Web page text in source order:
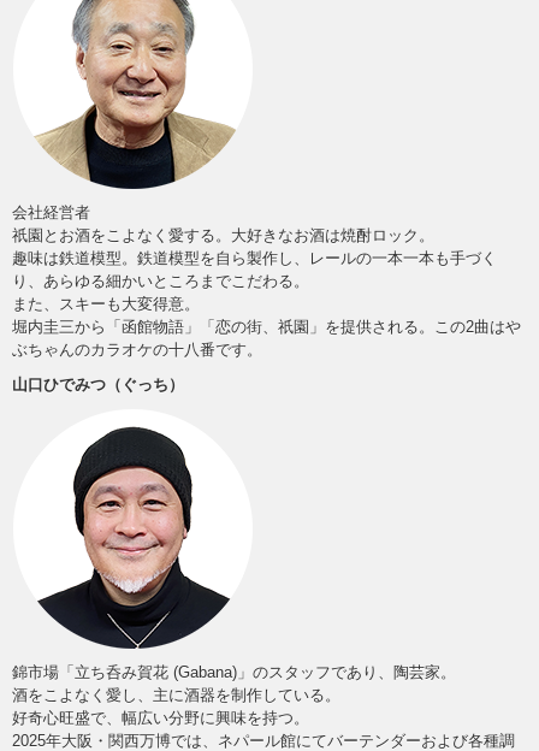
会社経営者
祇園とお酒をこよなく愛する。大好きなお酒は焼酎ロック。
趣味は鉄道模型。鉄道模型を自ら製作し、レールの一本一本も手づく
り、あらゆる細かいところまでこだわる。
また、スキーも大変得意。
堀内圭三から「函館物語」「恋の街、祇園」を提供される。この2曲はや
ぶちゃんのカラオケの十八番です。
山口ひでみつ（ぐっち）
錦市場「立ち呑み賀花 (Gabana)」のスタッフであり、陶芸家。
酒をこよなく愛し、主に酒器を制作している。
好奇心旺盛で、幅広い分野に興味を持つ。
2025年大阪・関西万博では、ネパール館にてバーテンダーおよび各種調